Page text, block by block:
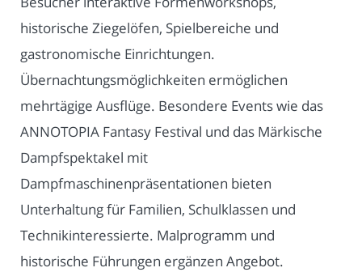
historische Ziegelöfen, Spielbereiche und
gastronomische Einrichtungen.
Übernachtungsmöglichkeiten ermöglichen
mehrtägige Ausflüge. Besondere Events wie das
ANNOTOPIA Fantasy Festival und das Märkische
Dampfspektakel mit
Dampfmaschinenpräsentationen bieten
Unterhaltung für Familien, Schulklassen und
Technikinteressierte. Malprogramm und
historische Führungen ergänzen Angebot.